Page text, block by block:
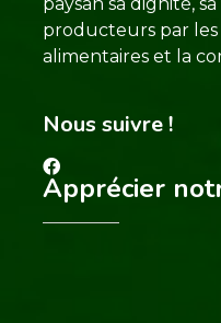
producteurs par
alimentaires et la
Nous suivre !
Apprécier